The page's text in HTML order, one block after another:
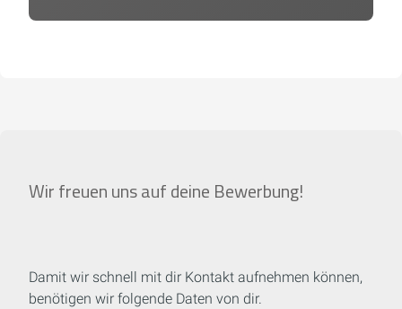
Wir freuen uns auf deine Bewerbung!
Damit wir schnell mit dir Kontakt aufnehmen können,
benötigen wir folgende Daten von dir.